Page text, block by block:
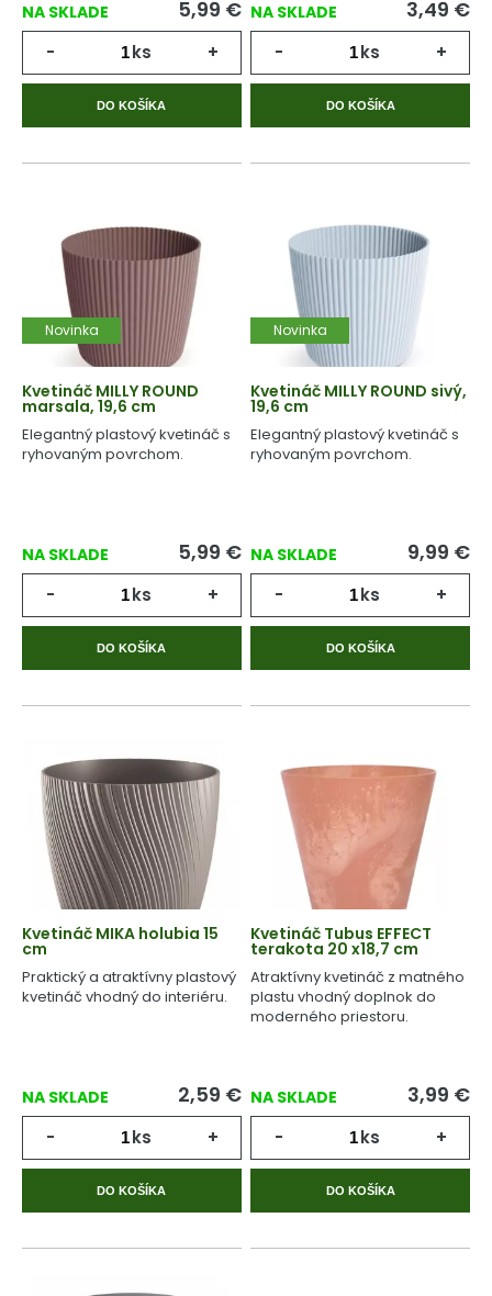
NA SKLADE 5,99 €
- ks +
DO KOŠÍKA
NA SKLADE 3,49 €
- ks +
DO KOŠÍKA
Novinka
Kvetináč MILLY ROUND
marsala, 19,6 cm
Elegantný plastový kvetináč s
ryhovaným povrchom.
NA SKLADE 5,99 €
- ks +
DO KOŠÍKA
Novinka
Kvetináč MILLY ROUND sivý,
19,6 cm
Elegantný plastový kvetináč s
ryhovaným povrchom.
NA SKLADE 9,99 €
- ks +
DO KOŠÍKA
Kvetináč MIKA holubia 15
cm
Praktický a atraktívny plastový
kvetináč vhodný do interiéru.
NA SKLADE 2,59 €
- ks +
DO KOŠÍKA
Kvetináč Tubus EFFECT
terakota 20 x18,7 cm
Atraktívny kvetináč z matného
plastu vhodný doplnok do
moderného priestoru.
NA SKLADE 3,99 €
- ks +
DO KOŠÍKA